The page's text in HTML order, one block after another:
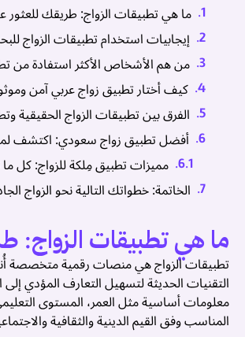
ما هي تطبيقات الزواج: طريقك للعثور
إيجابيات استخدام تطبيقات الزواج
من هم الأشخاص الأكثر استفادة من
كيف أختار تطبيق زواج عربي آمن
الفرق بين تطبيقات الزواج الحقيقية
أفضل تطبيق زواج سعودي: اكتشف
مميزات تطبيق مِلكة للزواج: كل
الخاتمة: خطواتك التالية نحو الزواج
ما هي تطبيقات الزواج:
تطبيقات الزواج هي منصات رقمية متخصصة
التقنيات الحديثة لتسهيل التعارف المؤدي
معلومات أساسية مثل العمر، المستوى
المناسب وفق القيم الدينية والثقافية